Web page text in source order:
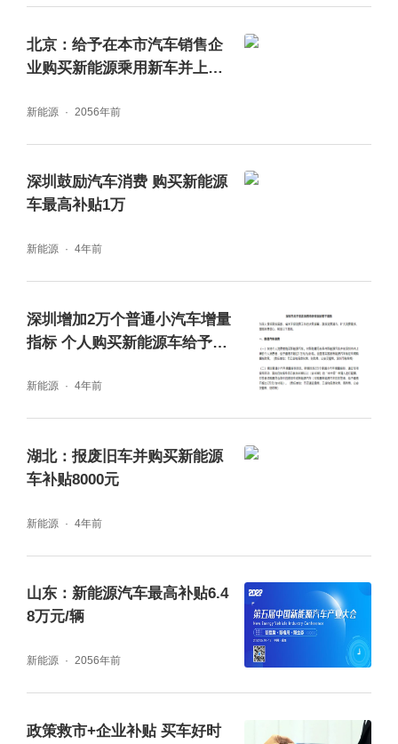
北京：给予在本市汽车销售企
业购买新能源乘用新车并上牌
补贴
新能源 2056年前
深圳鼓励汽车消费 购买新能源
车最高补贴1万
新能源 4年前
深圳增加2万个普通小汽车增量
指标 个人购买新能源车给予补
新能源 4年前
湖北：报废旧车并购买新能源
车补贴8000元
新能源 4年前
山东：新能源汽车最高补贴6.4
8万元/辆
新能源 2056年前
政策救市+企业补贴 买车好时